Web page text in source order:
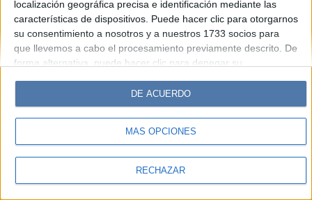
localización geográfica precisa e identificación mediante las
características de dispositivos. Puede hacer clic para otorgarnos
su consentimiento a nosotros y a nuestros 1733 socios para
que llevemos a cabo el procesamiento previamente descrito. De
forma alternativa, puede hacer clic para denegar su
cambiar sus preferencias antes de otorgar su consentimiento.
Tenga en cuenta que algún procesamiento de sus datos
personales puede no requerir de su consentimiento, pero usted
tiene el derecho de rechazar tal procesamiento. Sus
sus preferencias o retirar su consentimiento en cualquier
MÁS OPCIONES
RECHAZAR
DE ACUERDO